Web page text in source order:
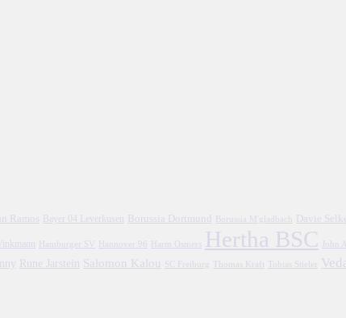
Ramos Bayer 04 Leverkusen Borussia Dortmund Borussia M'gladbach Davie Selke
Hamburger SV Hertha BSC
Rune Jarstein Salomon Kalou SC Freiburg Tobias Stieler